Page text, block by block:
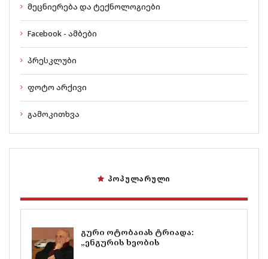
მეცნიერება და ტექნოლოგიები
Facebook - ამბები
პრესკლუბი
ფოტო არქივი
გამოკითხვა
ᲞᲝᲞᲣᲚᲐᲠᲣᲚᲘ
გური ოტობაიას ტრიადა:
„ენგურის ხეობის